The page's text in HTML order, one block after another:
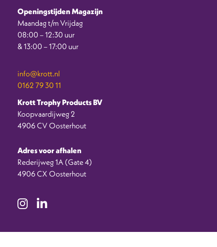
Openingstijden Magazijn
Maandag t/m Vrijdag
08:00 – 12:30 uur
& 13:00 – 17:00 uur
info@krott.nl
0162 79 30 11
Krott Trophy Products BV
Koopvaardijweg 2
4906 CV Oosterhout
Adres voor afhalen
Rederijweg 1A (Gate 4)
4906 CX Oosterhout